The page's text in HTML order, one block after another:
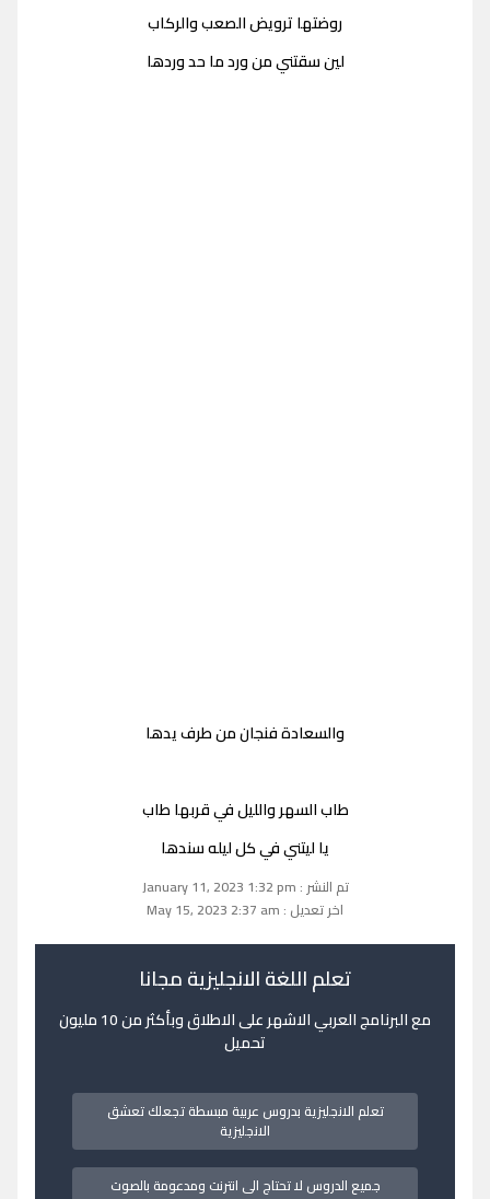
روضتها ترويض الصعب والركاب
لين سقتني من ورد ما حد وردها
والسعادة فنجان من طرف يدها
طاب السهر والليل في قربها طاب
يا ليتني في كل ليله سندها
تم النشر : January 11, 2023 1:32 pm
اخر تعديل : May 15, 2023 2:37 am
تعلم اللغة الانجليزية مجانا
مع البرنامج العربي الاشهر على الاطلاق وبأكثر من 10 مليون
تحميل
تعلم الانجليزية بدروس عربية مبسطة تجعلك تعشق
الانجليزية
جميع الدروس لا تحتاج الى انترنت ومدعومة بالصوت